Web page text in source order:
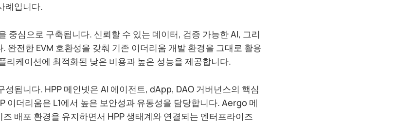
례입니다.
중심으로 구축됩니다. 신뢰할 수 있는 데이터, 검증 가능한 AI, 그리
완전한 EVM 호환성을 갖춰 기존 이더리움 개발 환경을 그대로 활용
리케이션에 최적화된 낮은 비용과 높은 성능을 제공합니다.
성됩니다. HPP 메인넷은 AI 에이전트, dApp, DAO 거버넌스의 핵심
이더리움은 L1에서 높은 보안성과 유동성을 담당합니다. Aergo 메
배포 환경을 유지하면서 HPP 생태계와 연결되는 엔터프라이즈